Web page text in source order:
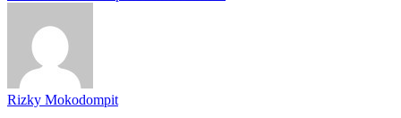
Rizky Mokodompit